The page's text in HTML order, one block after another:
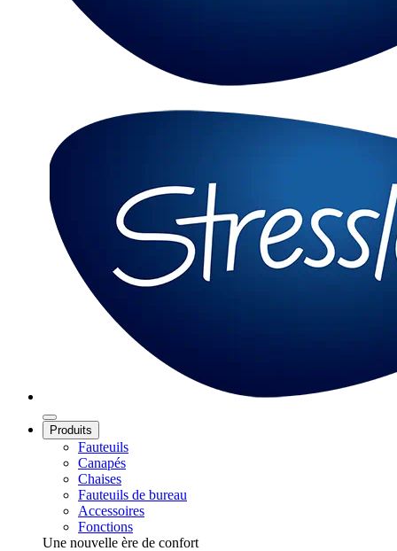
Produits
Fauteuils
Canapés
Chaises
Fauteuils de bureau
Accessoires
Fonctions
Une nouvelle ère de confort